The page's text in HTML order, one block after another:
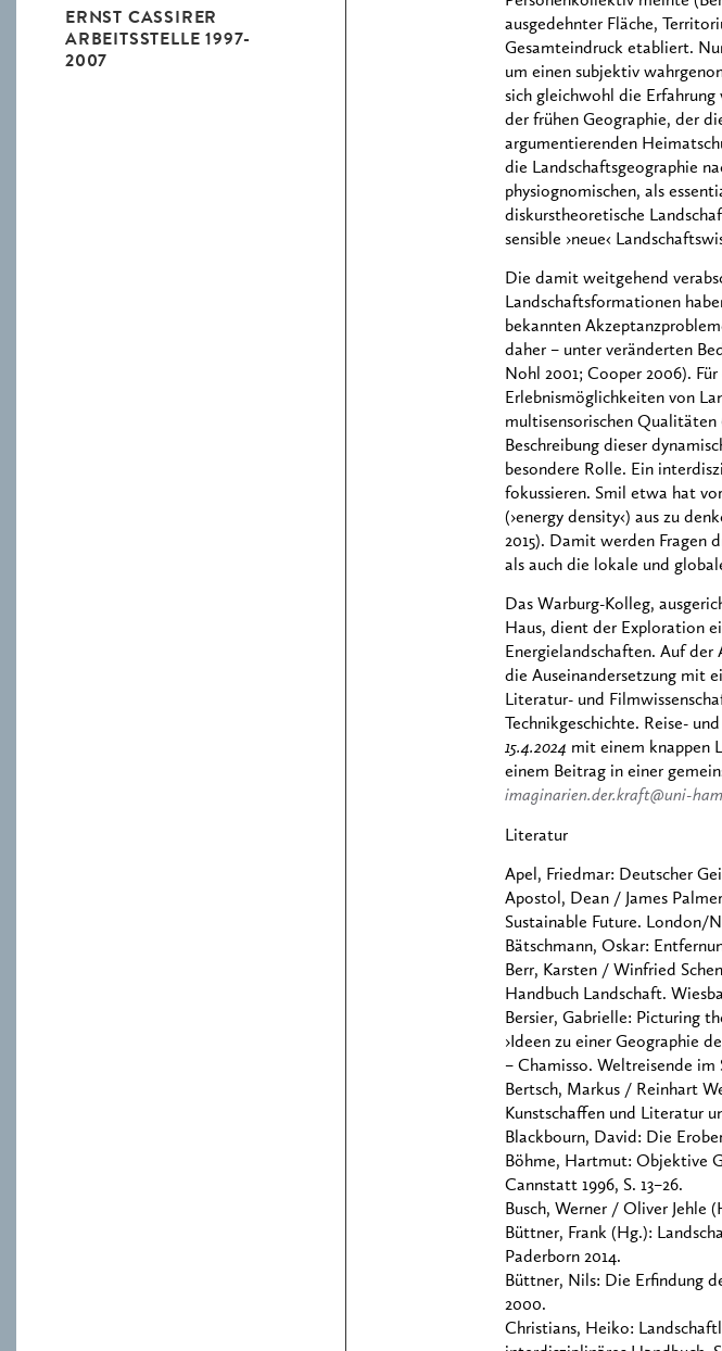
ERNST CASSIRER
ARBEITSSTELLE 1997-
2007
ausgedehnter Fläche,
Gesamteindruck etabliert.
um einen subjektiv
sich gleichwohl die
der frühen Geographie, der
argumentierenden
die Landschaftsgeographie
physiognomischen, als
diskurstheoretische
sensible ›neue‹
Die damit weitgehend
Landschaftsformationen
bekannten
daher – unter veränderten
Nohl 2001; Cooper 2006).
Erlebnismöglichkeiten von
multisensorischen Qualitäten
Beschreibung dieser
besondere Rolle. Ein
fokussieren. Smil etwa hat
(›energy density‹) aus zu
2015). Damit werden Fragen
als auch die lokale und
Das Warburg-Kolleg,
Haus, dient der Exploration
Energielandschaften. Auf der
die Auseinandersetzung mit
Literatur- und
Technikgeschichte. Reise-
15.4.2024 mit einem knappen
einem Beitrag in einer
imaginarien.der.kraft@uni-
Literatur
Apel, Friedmar: Deutscher
Apostol, Dean / James
Sustainable Future. London/
Bätschmann, Oskar:
Berr, Karsten / Winfried
Handbuch Landschaft.
Bersier, Gabrielle: Picturing
›Ideen zu einer Geographie
– Chamisso. Weltreisende im
Bertsch, Markus / Reinhart
Kunstschaffen und Literatur
Blackbourn, David: Die
Böhme, Hartmut: Objektive
Cannstatt 1996, S. 13–26.
Busch, Werner / Oliver Jehle
Büttner, Frank (Hg.):
Paderborn 2014.
Büttner, Nils: Die Erfindung
2000.
Christians, Heiko: